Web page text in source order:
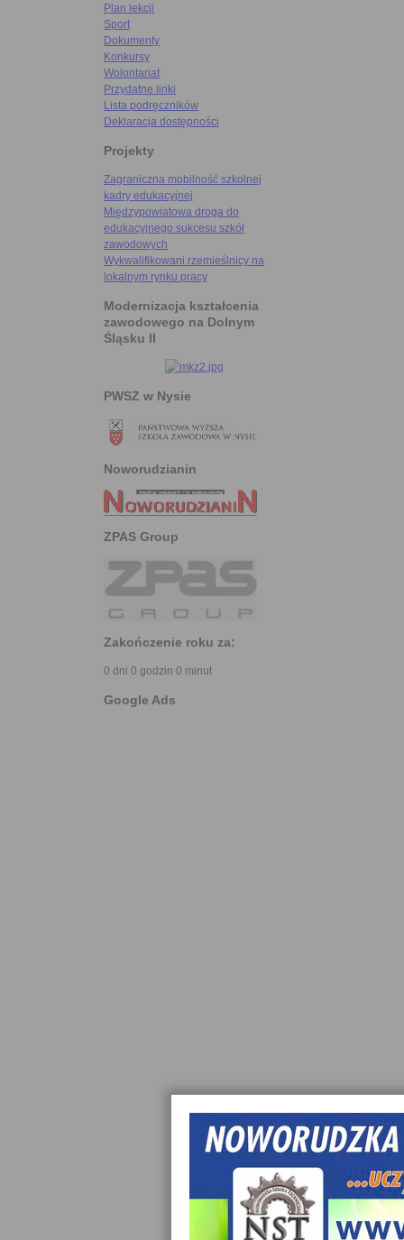
Plan lekcji
Sport
Dokumenty
Konkursy
Wolontariat
Przydatne linki
Lista podręczników
Deklaracja dostępności
Projekty
Zagraniczna mobilność szkolnej
kadry edukacyjnej
Międzypowiatowa droga do
edukacyjnego sukcesu szkół
zawodowych
Wykwalifikowani rzemieślnicy na
lokalnym rynku pracy
Modernizacja kształcenia
zawodowego na Dolnym
Śląsku II
PWSZ w Nysie
Noworudzianin
ZPAS Group
Zakończenie roku za:
0 dni 0 godzin 0 minut
Google Ads